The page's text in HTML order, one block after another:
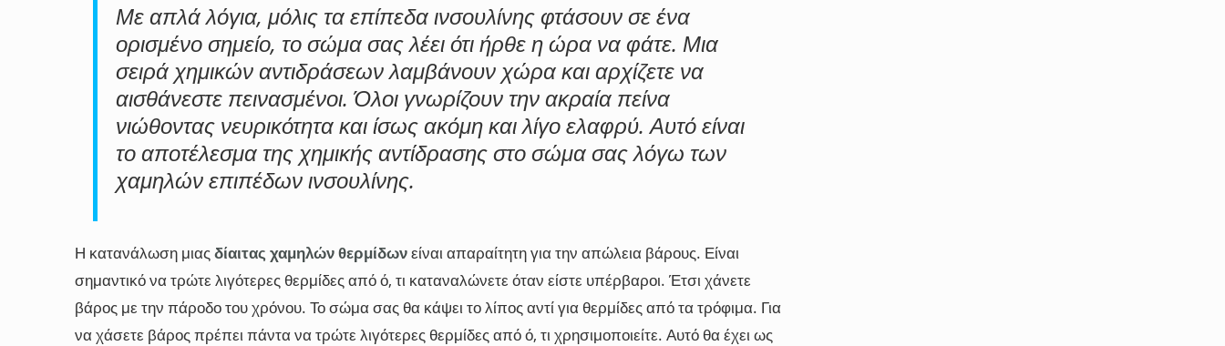
Με απλά λόγια, μόλις τα επίπεδα ινσουλίνης φτάσουν σε ένα
ορισμένο σημείο, το σώμα σας λέει ότι ήρθε η ώρα να φάτε. Μια
σειρά χημικών αντιδράσεων λαμβάνουν χώρα και αρχίζετε να
αισθάνεστε πεινασμένοι. Όλοι γνωρίζουν την ακραία πείνα
νιώθοντας νευρικότητα και ίσως ακόμη και λίγο ελαφρύ. Αυτό είναι
το αποτέλεσμα της χημικής αντίδρασης στο σώμα σας λόγω των
χαμηλών επιπέδων ινσουλίνης.
Η κατανάλωση μιας δίαιτας χαμηλών θερμίδωνείναι απαραίτητη για την απώλεια βάρους. Είναι
σημαντικό να τρώτε λιγότερες θερμίδες από ό, τι καταναλώνετε όταν είστε υπέρβαροι. Έτσι χάνετε
βάρος με την πάροδο του χρόνου. Το σώμα σας θα κάψει το λίπος αντί για θερμίδες από τα τρόφιμα. Για
να χάσετε βάρος πρέπει πάντα να τρώτε λιγότερες θερμίδες από ό, τι χρησιμοποιείτε. Αυτό θα έχει ως